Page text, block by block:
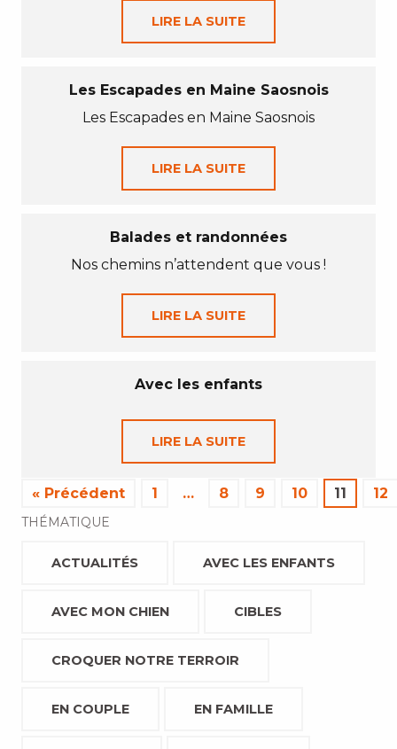
LIRE LA SUITE
Les Escapades en Maine Saosnois
Les Escapades en Maine Saosnois
LIRE LA SUITE
Balades et randonnées
Nos chemins n’attendent que vous !
LIRE LA SUITE
Avec les enfants
LIRE LA SUITE
« Précédent 1 … 8 9 10 11 12
THÉMATIQUE
ACTUALITÉS AVEC LES ENFANTS
AVEC MON CHIEN CIBLES
CROQUER NOTRE TERROIR
EN COUPLE EN FAMILLE